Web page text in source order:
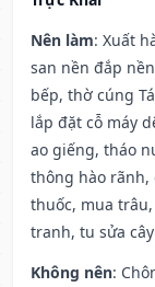
Nên làm: Xuất
san nền đắp
bếp, thờ cúng
lắp đặt cỗ máy
ao giếng, tháo
thông hào rãnh,
thuốc, mua
tranh, tu sửa
Không nên: